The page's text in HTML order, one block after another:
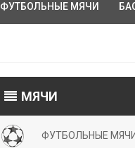
ФУТБОЛЬНЫЕ МЯЧИ
МЯЧИ
ФУТБОЛЬНЫЕ МЯЧИ